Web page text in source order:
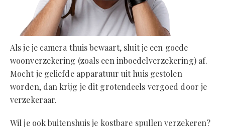
Als je je camera thuis bewaart, sluit je een goede
woonverzekering (zoals een inboedelverzekering) af.
Mocht je geliefde apparatuur uit huis gestolen
worden, dan krijg je dit grotendeels vergoed door je
verzekeraar.
Wil je ook buitenshuis je kostbare spullen verzekeren?